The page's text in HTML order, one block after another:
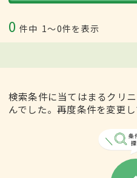
0 件中 1〜0件を表示
検索条件に当てはまるクリ
んでした。再度条件を変更し